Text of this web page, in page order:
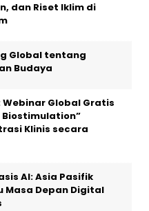
dan Riset Iklim di
Global tentang
Budaya
Global Gratis
Klinis secara
AI: Asia Pasifik
Masa Depan Digital